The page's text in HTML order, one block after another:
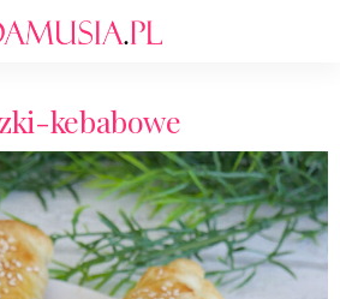
kebabowe